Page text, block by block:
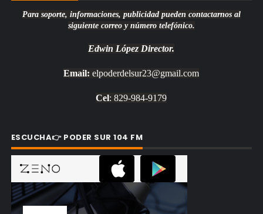
Para soporte, informaciones, publicidad pueden contactarnos al
siguiente correo y número telefónico.
Edwin López Director.
Email: elpoderdelsur23@gmail.com
Cel: 829-984-9179
ESCUCHA👉 PODER SUR 104 FM